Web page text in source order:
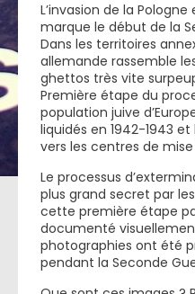
L’invasion de la
marque le début de la
Dans les territoires
allemande rassemble
ghettos très vite
Première étape du
population juive
liquidés en 1942-1943
vers les centres de
Le processus
plus grand secret par
cette première étape
documenté
photographies ont été
pendant la Seconde